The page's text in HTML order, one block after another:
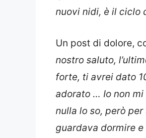
nuovi nidi, è il ciclo
Un post di dolore,
nostro saluto,
forte, ti avrei dato
adorato … Io non
nulla lo so, però
guardava dormire